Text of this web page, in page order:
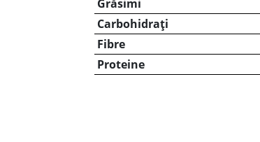
Grăsimi
Carbohidrați
Fibre
Proteine